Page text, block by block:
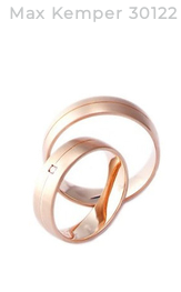
Max Kemper 30122